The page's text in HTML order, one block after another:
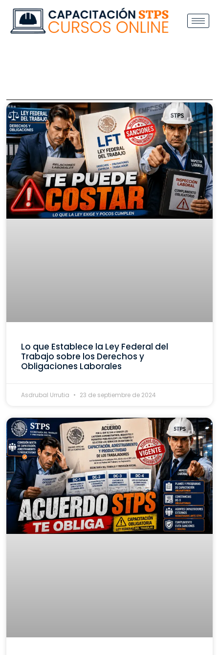
Lo que Establece la Ley Federal del
Trabajo sobre los Derechos y
Obligaciones Laborales
Asdrubal Urrutia 23 de septiembre de 2024